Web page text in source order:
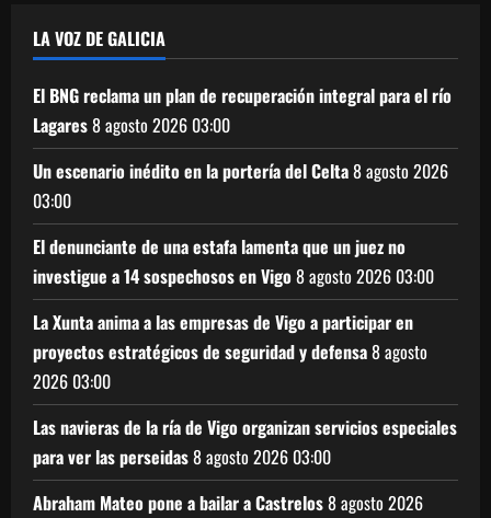
LA VOZ DE GALICIA
El BNG reclama un plan de recuperación integral para el río
Lagares8 agosto 2026 03:00
Un escenario inédito en la portería del Celta8 agosto 2026
03:00
El denunciante de una estafa lamenta que un juez no
investigue a 14 sospechosos en Vigo8 agosto 2026 03:00
La Xunta anima a las empresas de Vigo a participar en
proyectos estratégicos de seguridad y defensa8 agosto
2026 03:00
Las navieras de la ría de Vigo organizan servicios especiales
para ver las perseidas8 agosto 2026 03:00
Abraham Mateo pone a bailar a Castrelos8 agosto 2026